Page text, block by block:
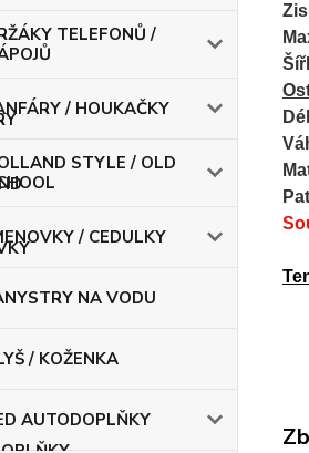
TELEFONŮ /
/ HOUKAČKY
STYLE / OLD
/ CEDULKY
NA VODU
/ KOŽENKA
AUTODOPLŇKY